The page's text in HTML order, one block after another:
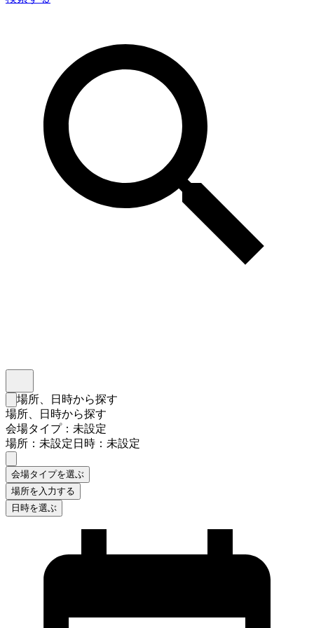
検索フォームを閉じる
場所、日時から探す
場所、日時から探す
会場タイプ：未設定
場所：未設定日時：未設定
会場タイプを選ぶ
場所を入力する
日時を選ぶ